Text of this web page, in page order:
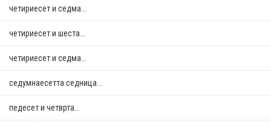
четириесет и седма...
четириесет и шеста...
четириесет и седма...
седумнаесетта седница...
педесет и четврта...